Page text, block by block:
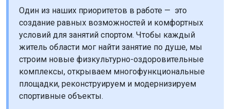
Один из наших приоритетов в работе — это
создание равных возможностей и комфортных
условий для занятий спортом. Чтобы каждый
житель области мог найти занятие по душе, мы
строим новые физкультурно-оздоровительные
комплексы, открываем многофункциональные
площадки, реконструируем и модернизируем
спортивные объекты.